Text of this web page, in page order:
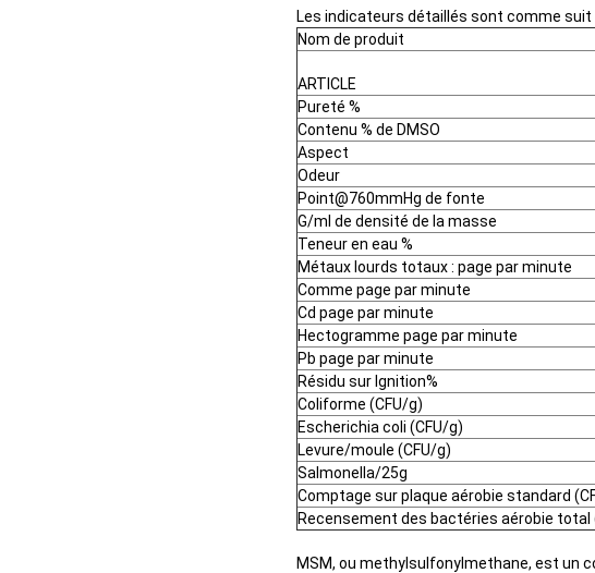
Les indicateurs détaillés sont comme suit
Nom de produit
ARTICLE
Pureté %
Contenu % de DMSO
Aspect
Odeur
Point@760mmHg de fonte
G/ml de densité de la masse
Teneur en eau %
Métaux lourds totaux : page par minute
Comme page par minute
Cd page par minute
Hectogramme page par minute
Pb page par minute
Résidu sur Ignition%
Coliforme (CFU/g)
Escherichia coli (CFU/g)
Levure/moule (CFU/g)
Salmonella/25g
Comptage sur plaque aérobie standard
Recensement des bactéries aérobie total
MSM, ou methylsulfonylmethane, est un